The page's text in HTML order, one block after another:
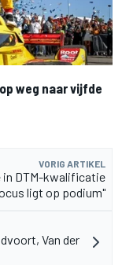
weg naar vijfde
VORIG ARTIKEL
in DTM-kwalificatie
ligt op podium"
Van der